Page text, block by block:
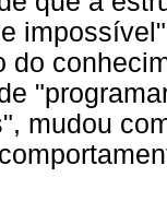
do
mudou